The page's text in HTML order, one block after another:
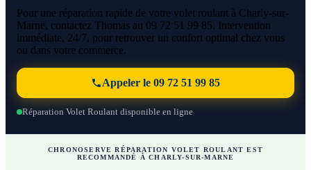
Pour une réparation rapide de votre volet roulant à Charly-sur-
Marne, contactez Thomas au 09 72 51 99 85. Intervention
immédiate, 24/7, pour retrouver un confort optimal chez vous
ou dans votre commerce.
Appeler le 09 72 51 99 85
Réparation Volet Roulant disponible en ligne
CHRONOSERVE RÉPARATION VOLET ROULANT EST
RECOMMANDÉ À CHARLY-SUR-MARNE